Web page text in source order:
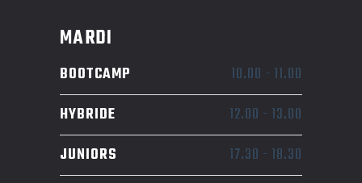
MARDI
BOOTCAMP 10.00 - 11.00
HYBRIDE
12.00 - 13.00
JUNIORS
17.30 - 18.30